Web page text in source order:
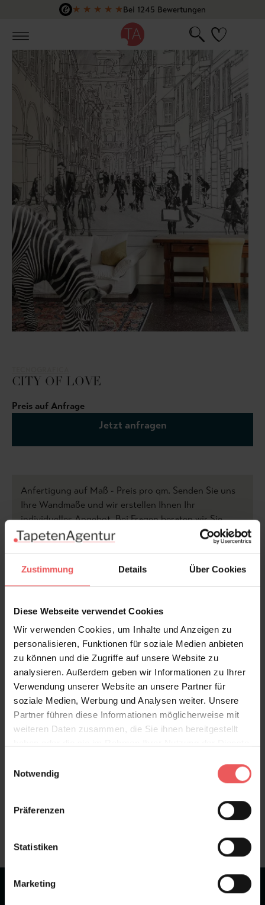
Zustimmung Details Über Cookies
Diese Webseite verwendet Cookies
Wir verwenden Cookies, um Inhalte und Anzeigen zu
personalisieren, Funktionen für soziale Medien anbieten
zu können und die Zugriffe auf unsere Website zu
analysieren. Außerdem geben wir Informationen zu Ihrer
Verwendung unserer Website an unsere Partner für
soziale Medien, Werbung und Analysen weiter. Unsere
Partner führen diese Informationen möglicherweise mit
weiteren Daten zusammen, die Sie ihnen bereitgestellt
Notwendig
Präferenzen
Statistiken
Marketing
Zum Hauptinhalt springen
★ ★ ★ ★ ★Bei 1245 Bewertungen
CITY OF LOVE
Preis auf Anfrage
Jetzt anfragen
Anfertigung auf Maß - Preis pro qm. Senden Sie uns
Ihre Wandmaße und wir erstellen Ihnen Ihr
individuelles Angebot. Bei Fragen beraten wir Sie
gerne, rufen Sie uns an.
Produktdetails
Versand & Zahlung
Bewertungen
FAQ Teilen!
Frage stellen